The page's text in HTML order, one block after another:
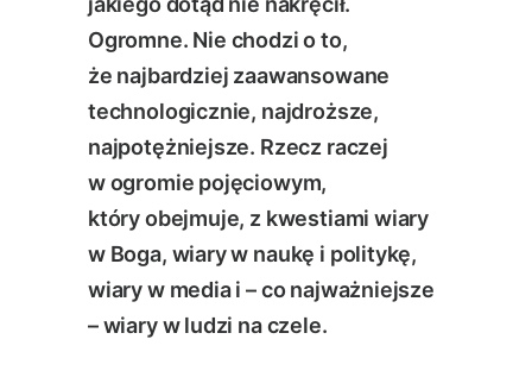
Ogromne. Nie chodzi o to,
że najbardziej zaawansowane
technologicznie, najdroższe,
najpotężniejsze. Rzecz raczej
w ogromie pojęciowym,
który obejmuje, z kwestiami wiary
w Boga, wiary w naukę i politykę,
wiary w media i – co najważniejsze
– wiary w ludzi na czele.